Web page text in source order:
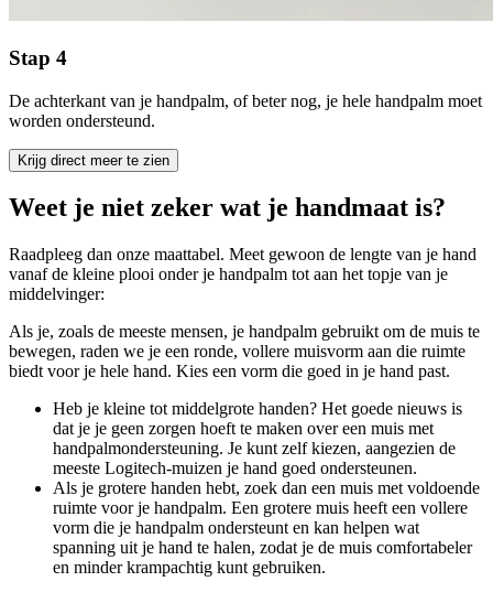
Stap 4
De achterkant van je handpalm, of beter nog, je hele handpalm moet
worden ondersteund.
Krijg direct meer te zien
Weet je niet zeker wat je handmaat is?
Raadpleeg dan onze maattabel. Meet gewoon de lengte van je hand
vanaf de kleine plooi onder je handpalm tot aan het topje van je
middelvinger:
Als je, zoals de meeste mensen, je handpalm gebruikt om de muis te
bewegen, raden we je een ronde, vollere muisvorm aan die ruimte
biedt voor je hele hand. Kies een vorm die goed in je hand past.
Heb je kleine tot middelgrote handen? Het goede nieuws is
dat je je geen zorgen hoeft te maken over een muis met
handpalmondersteuning. Je kunt zelf kiezen, aangezien de
meeste Logitech-muizen je hand goed ondersteunen.
Als je grotere handen hebt, zoek dan een muis met voldoende
ruimte voor je handpalm. Een grotere muis heeft een vollere
vorm die je handpalm ondersteunt en kan helpen wat
spanning uit je hand te halen, zodat je de muis comfortabeler
en minder krampachtig kunt gebruiken.